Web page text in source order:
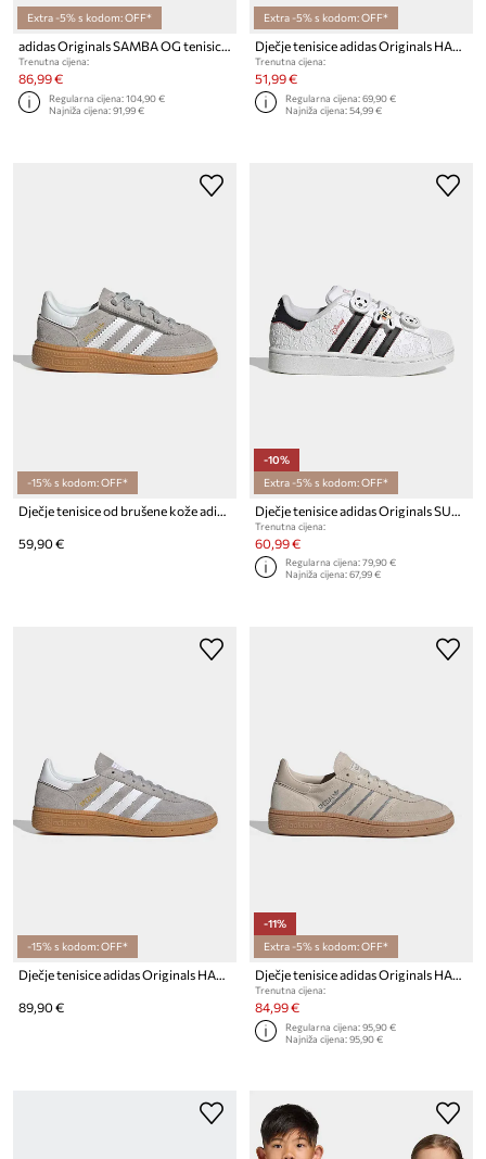
Extra -5% s kodom: OFF*
adidas Originals SAMBA OG tenisice za djecu
Trenutna cijena:
86,99 €
Regularna cijena:104,90 €
Najniža cijena:91,99 €
Extra -5% s kodom: OFF*
Dječje tenisice adidas Originals HANDBALL SPEZIAL
Trenutna cijena:
51,99 €
Regularna cijena:69,90 €
Najniža cijena:54,99 €
-15% s kodom: OFF*
59,90 €
-10%
Extra -5% s kodom: OFF*
Trenutna cijena:
60,99 €
Regularna cijena:79,90 €
Najniža cijena:67,99 €
-15% s kodom: OFF*
Dječje tenisice adidas Originals HANDBALL SPEZIAL
89,90 €
-11%
Extra -5% s kodom: OFF*
Dječje tenisice adidas Originals HANDBALL SPEZIAL
Trenutna cijena:
84,99 €
Regularna cijena:95,90 €
Najniža cijena:95,90 €